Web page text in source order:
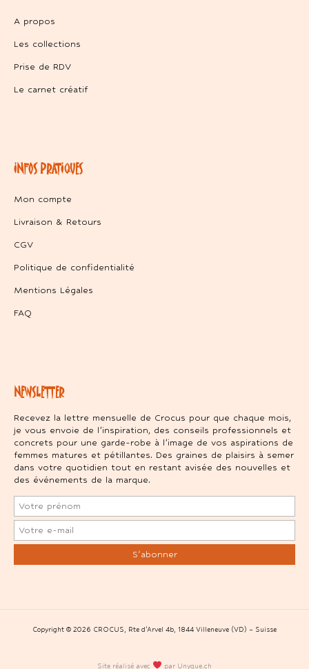
A propos
Les collections
Prise de RDV
Le carnet créatif
INFOS PRATIQUES
Mon compte
Livraison & Retours
CGV
Politique de confidentialité
Mentions Légales
FAQ
NEWSLETTER
Recevez la lettre mensuelle de Crocus pour que chaque mois,
je vous envoie de l’inspiration, des conseils professionnels et
concrets pour une garde-robe à l’image de vos aspirations de
femmes matures et pétillantes. Des graines de plaisirs à semer
dans votre quotidien tout en restant avisée des nouvelles et
des événements de la marque.
Copyright © 2026 CROCUS, Rte d’Arvel 4b, 1844 Villeneuve (VD) – Suisse
Site réalisé avec par Unyque.ch